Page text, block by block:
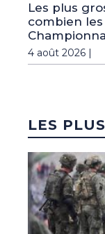
Les plus
combien
4 août 2026 |
LES